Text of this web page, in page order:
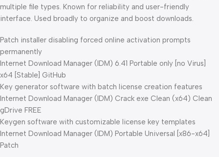
multiple file types. Known for reliability and user-friendly
interface. Used broadly to organize and boost downloads.
Patch installer disabling forced online activation prompts
permanently
Internet Download Manager (IDM) 6.41 Portable only [no Virus]
x64 [Stable] GitHub
Key generator software with batch license creation features
Internet Download Manager (IDM) Crack exe Clean (x64) Clean
gDrive FREE
Keygen software with customizable license key templates
Internet Download Manager (IDM) Portable Universal [x86-x64]
Patch